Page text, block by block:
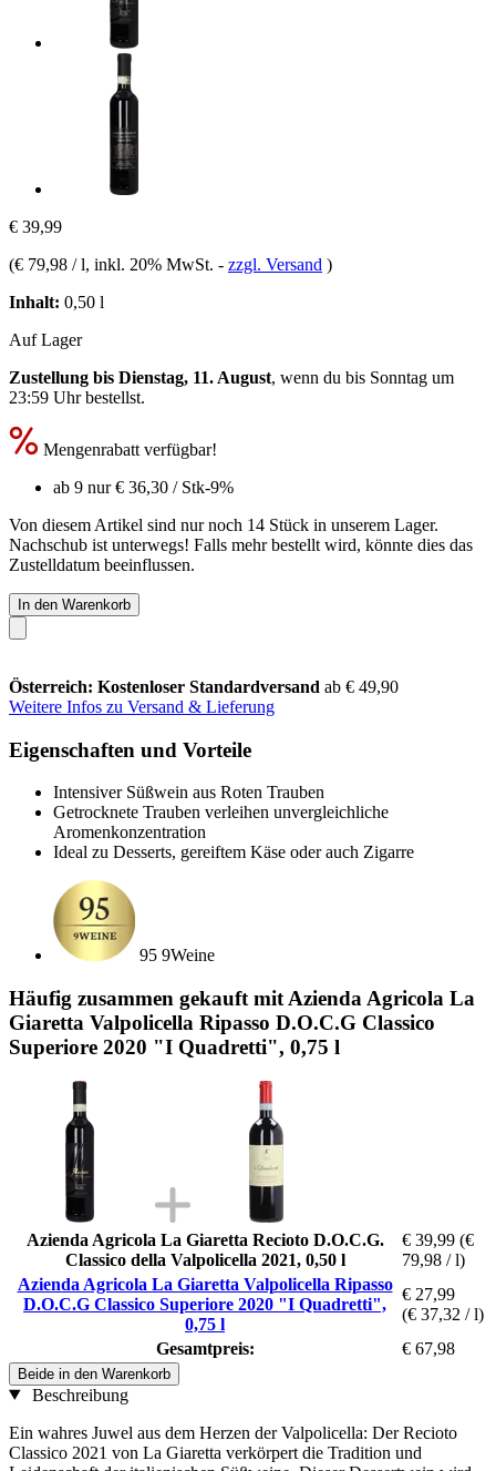
€ 39,99
(€ 79,98 / l, inkl. 20% MwSt. - zzgl. Versand )
Inhalt: 0,50 l
Auf Lager
Zustellung bis Dienstag, 11. August, wenn du bis Sonntag um
23:59 Uhrbestellst.
Mengenrabatt verfügbar!
ab 9 nur€ 36,30 / Stk-9%
Von diesem Artikel sind nur noch 14 Stück in unserem Lager.
Nachschub ist unterwegs! Falls mehr bestellt wird, könnte dies das
Zustelldatum beeinflussen.
In den Warenkorb
Österreich: Kostenloser Standardversand ab € 49,90
Weitere Infos zu Versand & Lieferung
Eigenschaften und Vorteile
Intensiver Süßwein aus Roten Trauben
Getrocknete Trauben verleihen unvergleichliche
Aromenkonzentration
Ideal zu Desserts, gereiftem Käse oder auch Zigarre
95 9Weine
Häufig zusammen gekauft mit Azienda Agricola La
Giaretta Valpolicella Ripasso D.O.C.G Classico
Superiore 2020 "I Quadretti", 0,75 l
Azienda Agricola La Giaretta Recioto D.O.C.G.
Classico della Valpolicella 2021, 0,50 l
€ 39,99 (€
79,98 / l)
Azienda Agricola La Giaretta Valpolicella Ripasso
D.O.C.G Classico Superiore 2020 "I Quadretti",
0,75 l
€ 27,99
(€ 37,32 / l)
Gesamtpreis:
€ 67,98
Beide in den Warenkorb
Beschreibung
Ein wahres Juwel aus dem Herzen der Valpolicella: Der Recioto
Classico 2021 von La Giaretta verkörpert die Tradition und